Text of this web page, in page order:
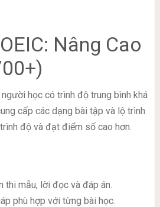
Nâng Cao
người học có trình độ trung bình khá
cấp các dạng bài tập và lộ trình
độ và đạt điểm số cao hơn.
thi mẫu, lời đọc và đáp án.
phù hợp với từng bài học.